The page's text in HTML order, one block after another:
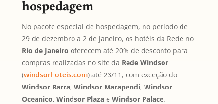
hospedagem
No pacote especial de hospedagem, no período de
29 de dezembro a 2 de janeiro, os hotéis da Rede no
Rio de Janeiro oferecem até 20% de desconto para
compras realizadas no site da Rede Windsor
(windsorhoteis.com) até 23/11, com exceção do
Windsor Barra, Windsor Marapendi, Windsor
Oceanico, Windsor Plaza e Windsor Palace.